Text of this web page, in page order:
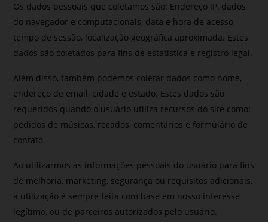
Os dados pessoais que coletamos são: Endereço IP, dados
do navegador e computacionais, data e hora de acesso,
tempo de sessão, localização geográfica aproximada. Estes
dados são coletados para fins de estatística e registro legal.
Além disso, também podemos coletar dados como nome,
endereço de email, cidade e estado. Estes dados são
requeridos quando o usuário utiliza recursos do site como:
pedidos de músicas, recados, comentários e formulário de
contato.
Ao utilizarmos as informações pessoais do usuário para fins
de melhoria, marketing, segurança ou requisitos adicionais,
a utilização é sempre feita com base em nosso interesse
legítimo, ou de parceiros autorizados pelo usuário.